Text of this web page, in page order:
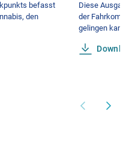
befasst
den
Diese
der
gelingen